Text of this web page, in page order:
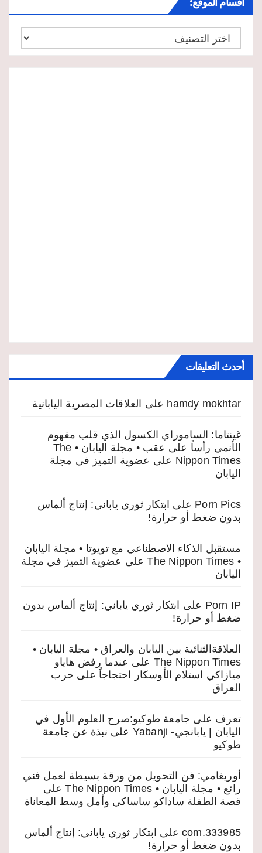
أقسام
الموقع:
أحدث التعليقات
hamdy mokhtar على العلاقات المصرية اليابانية
غينتاما: الساموراي الكسول الذي قلب مفهوم
الأنمي رأساً على عقب • مجلة اليابان • The
Nippon Times على عضوية التميز في مجلة
اليابان
Porn Pics على ابتكار ثوري ياباني: إنتاج ألماس
بدون ضغط أو حرارة!
مستقبل الذكاء الاصطناعي مع تويوتا • مجلة اليابان
• The Nippon Times
على عضوية التميز في مجلة
اليابان
Porn IP على
ابتكار ثوري ياباني: إنتاج ألماس بدون
ضغط أو حرارة!
العلاقةالثنائية بين اليابان والعراق • مجلة اليابان •
The Nippon Times على عندما رفض هاياو
ميازاكي استلام الأوسكار احتجاجاً على حرب
العراق
تعرف على جامعة طوكيو:صرح العلوم الأول في
اليابان | يابانجي- Yabanji
على نبذة عن جامعة
طوكيو
أوريغامي: فن التحويل من ورقة بسيطة لعمل فني
رائع • مجلة اليابان • The Nippon Times
على
قصة الطفلة ساداكو ساساكي وأمل وسط المعاناة
333985.com على ابتكار ثوري ياباني: إنتاج ألماس
بدون ضغط أو حرارة!